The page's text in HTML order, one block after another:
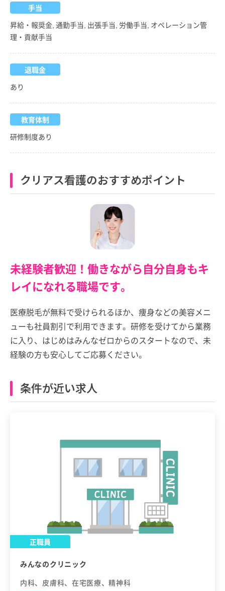
手当
昇給・報奨金, 通勤手当, 出張手当, 労働手当, オペレーション管
理・貢献手当
退職金
あり
教育体制
研修制度あり
クリアス看護のおすすめポイント
未経験者歓迎！働きながら自分自身もキ
レイになれる職場です。
医療脱毛が無料で受けられるほか、痩身などの美容メニ
ューも社員割引で利用できます。研修を受けてから業務
に入り、はじめはみんなゼロからのスタートなので、未
経験の方も安心してご応募ください。
条件が近い求人
正職員
みんなのクリニック
内科、皮膚科、在宅医療、精神科